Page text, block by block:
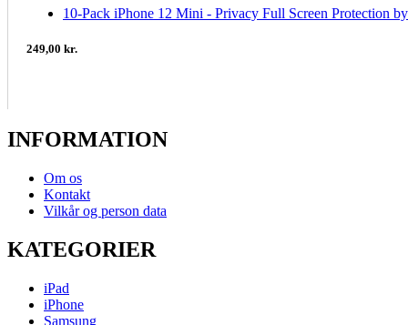
10-Pack iPhone 12 Mini - Privacy Full Screen Protection
249,00 kr.
INFORMATION
Om os
Kontakt
Vilkår og person data
KATEGORIER
iPad
iPhone
Samsung